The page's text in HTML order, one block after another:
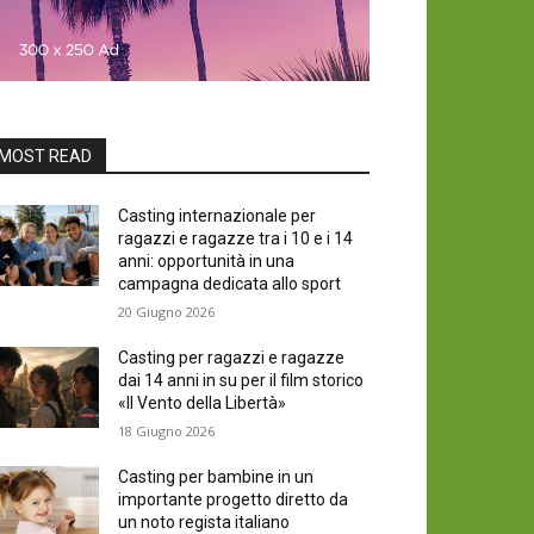
READ
Casting internazionale per
ragazzi e ragazze tra i 10 e i 14
anni: opportunità in una
campagna dedicata allo sport
20 Giugno 2026
Casting per ragazzi e ragazze
dai 14 anni in su per il film storico
«Il Vento della Libertà»
18 Giugno 2026
Casting per bambine in un
importante progetto diretto da
un noto regista italiano